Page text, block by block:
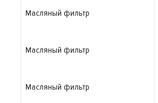
Масляный фильтр
Масляный фильтр
Масляный фильтр